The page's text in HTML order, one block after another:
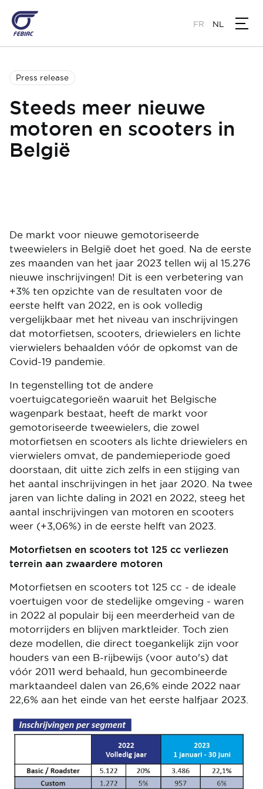
naar
de
gaan
FR NL
Press release
Steeds meer nieuwe
motoren en scooters in
België
De markt voor nieuwe gemotoriseerde
tweewielers in België doet het goed. Na de eerste
zes maanden van het jaar 2023 tellen wij al 15.276
nieuwe inschrijvingen! Dit is een verbetering van
+3% ten opzichte van de resultaten voor de
eerste helft van 2022, en is ook volledig
vergelijkbaar met het niveau van inschrijvingen
dat motorfietsen, scooters, driewielers en lichte
vierwielers behaalden vóór de opkomst van de
Covid-19 pandemie.
In tegenstelling tot de andere
voertuigcategorieën waaruit het Belgische
wagenpark bestaat, heeft de markt voor
gemotoriseerde tweewielers, die zowel
motorfietsen en scooters als lichte driewielers en
vierwielers omvat, de pandemieperiode goed
doorstaan, dit uitte zich zelfs in een stijging van
het aantal inschrijvingen in het jaar 2020. Na twee
jaren van lichte daling in 2021 en 2022, steeg het
aantal inschrijvingen van motoren en scooters
weer (+3,06%) in de eerste helft van 2023.
Motorfietsen en scooters tot 125 cc verliezen
terrein aan zwaardere motoren
Motorfietsen en scooters tot 125 cc - de ideale
voertuigen voor de stedelijke omgeving - waren
in 2022 al populair bij een meerderheid van de
motorrijders en blijven marktleider. Toch zien
deze modellen, die direct toegankelijk zijn voor
houders van een B-rijbewijs (voor auto's) dat
vóór 2011 werd behaald, hun gecombineerde
marktaandeel dalen van 26,6% einde 2022 naar
22,6% aan het einde van het eerste halfjaar 2023.
Image